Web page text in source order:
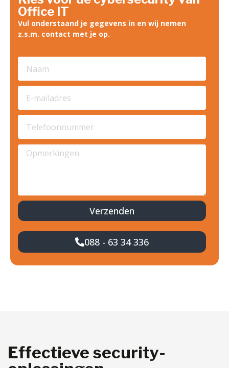
Office IT
Vul onderstaand je gegevens in en wij nemen
z.s.m. contact met je op.
Verzenden
088 - 63 34 336
Effectieve security-